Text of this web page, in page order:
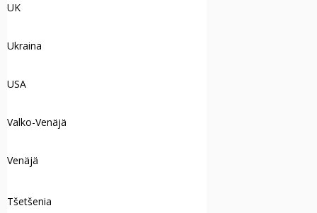
UK
Ukraina
USA
Valko-Venäjä
Venäjä
Tšetšenia